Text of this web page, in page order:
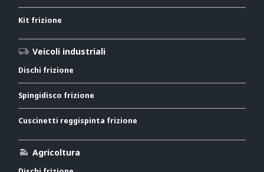
Kit frizione
Veicoli industriali
Dischi frizione
Spingidisco frizione
Cuscinetti reggispinta frizione
Agricoltura